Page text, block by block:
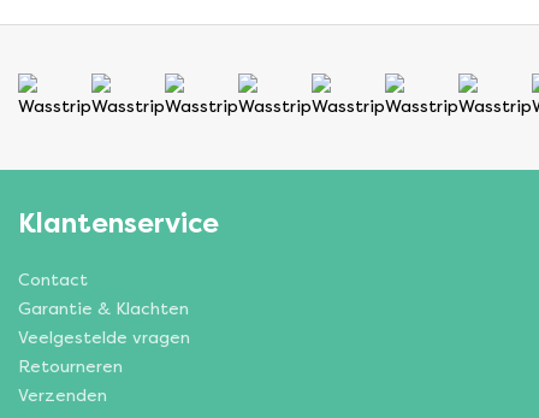
Klantenservice
Contact
Garantie & Klachten
Veelgestelde vragen
Retourneren
Verzenden